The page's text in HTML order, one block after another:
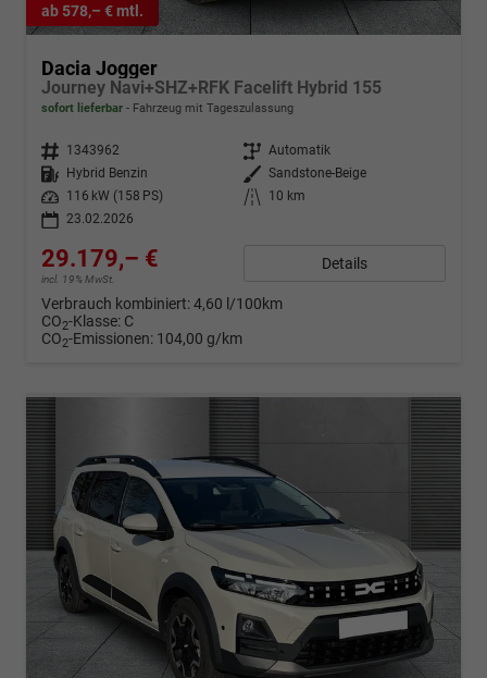
ab 578,– € mtl.
Dacia Jogger
Journey Navi+SHZ+RFK Facelift Hybrid 155
sofort lieferbar Fahrzeug mit Tageszulassung
Fahrzeugnr. 1343962 Getriebe Automatik
Kraftstoff
Hybrid Benzin Außenfarbe Sandstone-Beige
Leistung
116 kW (158 PS) Kilometerstand
10 km
23.02.2026
29.179,– €
incl. 19% MwSt.
Details
Verbrauch kombiniert:4,60 l/100km
CO2-Klasse: C
CO2-Emissionen: 104,00 g/km